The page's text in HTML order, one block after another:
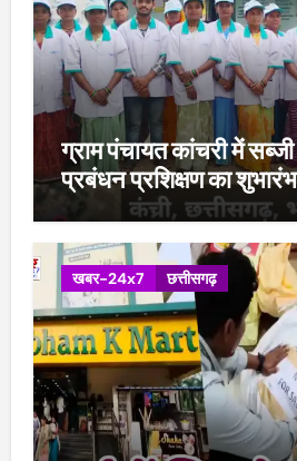
ग्राम पंचायत कांचरी में
प्रबंधन प्रशिक्षण का शुभारंभ
खबर-24x7 छत्तीसगढ़